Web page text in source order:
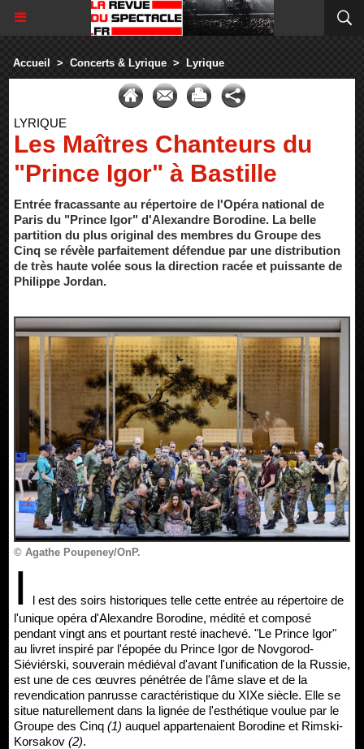
Accueil > Concerts & Lyrique > Lyrique
LYRIQUE
Les Maîtres Chanteurs du
"Prince Igor" à Bastille
Entrée fracassante au répertoire de l'Opéra national de
Paris du "Prince Igor" d'Alexandre Borodine. La belle
partition du plus original des membres du Groupe des
Cinq se révèle parfaitement défendue par une distribution
de très haute volée sous la direction racée et puissante de
Philippe Jordan.
© Agathe Poupeney/OnP.
I
l est des soirs historiques telle cette entrée au répertoire de
l'unique opéra d'Alexandre Borodine, médité et composé
pendant vingt ans et pourtant resté inachevé. "Le Prince Igor"
au livret inspiré par l'épopée du Prince Igor de Novgorod-
Siéviérski, souverain médiéval d'avant l'unification de la Russie,
est une de ces œuvres pénétrée de l'âme slave et de la
revendication panrusse caractéristique du XIXe siècle. Elle se
situe naturellement dans la lignée de l'esthétique voulue par le
Groupe des Cinq (1) auquel appartenaient Borodine et Rimski-
Korsakov (2).